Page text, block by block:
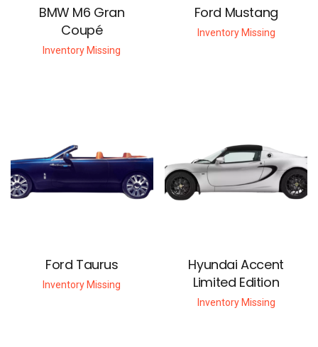
BMW M6 Gran
Coupé
Inventory Missing
Ford Mustang
Inventory Missing
Ford Taurus
Inventory Missing
Hyundai Accent
Limited Edition
Inventory Missing